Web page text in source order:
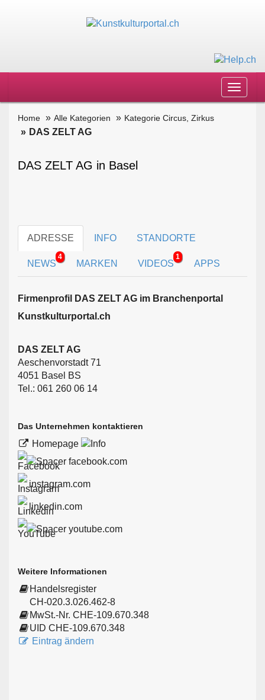
Toggle
Home Alle Kategorien Kategorie Circus, Zirkus
DAS ZELT AG
DAS ZELT AG in Basel
ADRESSE INFO STANDORTE
NEWS
4
MARKEN VIDEOS
1
APPS
Firmen­profil DAS ZELT AG im Branchen­portal
Kunstkulturportal.ch
DAS ZELT AG
Aeschenvorstadt 71
4051 Basel BS
Tel.: 061 260 06 14
Das Unternehmen kontaktieren
Homepage
facebook.com
instagram.com
linkedin.com
youtube.com
Weitere Informationen
Handelsregister
CH-020.3.026.462-8
MwSt.-Nr. CHE-109.670.348
UID CHE-109.670.348
Eintrag ändern